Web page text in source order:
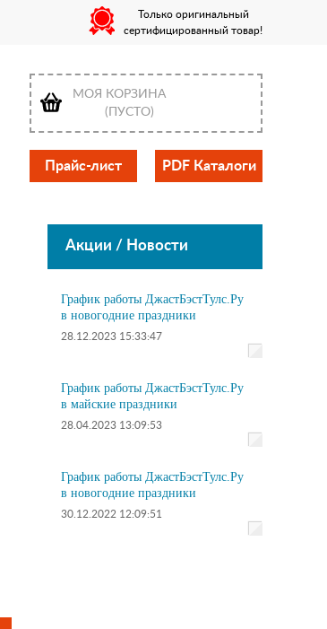
Только оригинальный
сертифицированный товар!
МОЯ КОРЗИНА
(ПУСТО)
Прайс-лист PDF Каталоги
Акции / Новости
График работы ДжастБэстТулс.Ру
в новогодние праздники
28.12.2023 15:33:47
График работы ДжастБэстТулс.Ру
в майские праздники
28.04.2023 13:09:53
График работы ДжастБэстТулс.Ру
в новогодние праздники
30.12.2022 12:09:51